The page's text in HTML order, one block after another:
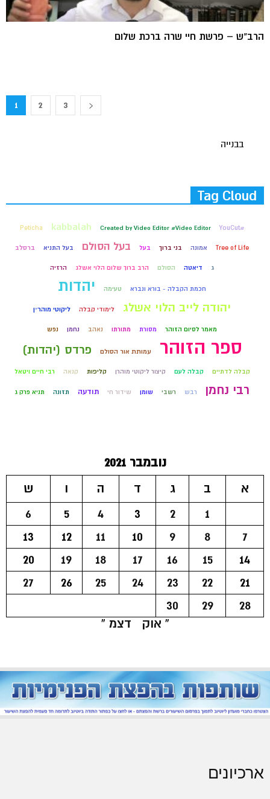
הרב"ש – פרשת חיי שרה ברכת שלום
1 2 3
בבנייה
Tag Cloud
#YouCut
Created by Video Editor #Video Editor
kabbalah
Peticha
Tree of Life אמונה בני ברוך בעל בעל הסולם בעל התניא ברסלב
ג דיאטה הסולם הרב ברוך שלום הלוי אשלג הרזיה
חכמת הקבלה - בורא ונברא טעימה יהדות
יהודה לייב הלוי אשלג לימודי קבלה ליקוטי מוהר״ן
מאמר לסיום הזוהר מסורת מתורתו נאהב נחמן נפש
ספר הזוהר עמותת אור הסולם פרדס (יהדות)
קבלה לדתיים קבלה לעם קיצור ליקוטי מוהרן קליפות קנאה רבי חיים ויטאל
רבי נחמן רבש רשבי שומן שידור חי תודעה תזונה תניא פרק ג
נובמבר 2021
א
ב ג ד ה ו
ש
1
2
3
4
5
6
7
8
9
10
11
12
13
14
15
16
17
18
19
20
21
22
23
24
25
26
27
28
29
30
« אוק
דצמ »
ארכיונים